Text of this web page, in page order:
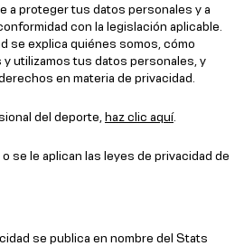
a proteger tus datos personales y a
con la legislación aplicable.
se explica quiénes somos, cómo
utilizamos tus datos personales, y
en materia de privacidad.
del deporte, haz clic aquí.
se le aplican las leyes de privacidad de
se publica en nombre del Stats